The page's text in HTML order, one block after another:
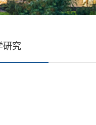
研究